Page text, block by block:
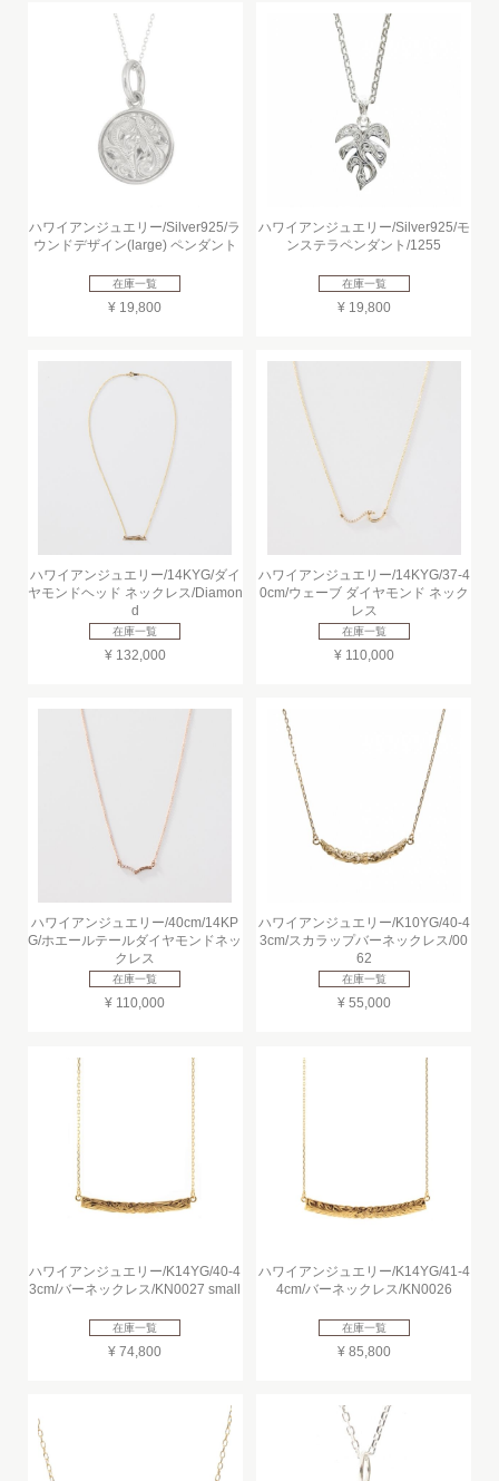
ハワイアンジュエリー/Silver925/ラ
ウンドデザイン(large) ペンダント
在庫一覧
¥ 19,800
ハワイアンジュエリー/Silver925/モ
ンステラペンダント/1255
在庫一覧
¥ 19,800
ハワイアンジュエリー/14KYG/ダイ
ヤモンドヘッド ネックレス/Diamon
d
在庫一覧
¥ 132,000
ハワイアンジュエリー/14KYG/37-4
0cm/ウェーブ ダイヤモンド ネック
レス
在庫一覧
¥ 110,000
ハワイアンジュエリー/40cm/14KP
G/ホエールテールダイヤモンドネッ
クレス
在庫一覧
¥ 110,000
ハワイアンジュエリー/K10YG/40-4
3cm/スカラップバーネックレス/00
62
在庫一覧
¥ 55,000
ハワイアンジュエリー/K14YG/40-4
3cm/バーネックレス/KN0027 small
在庫一覧
¥ 74,800
ハワイアンジュエリー/K14YG/41-4
4cm/バーネックレス/KN0026
在庫一覧
¥ 85,800